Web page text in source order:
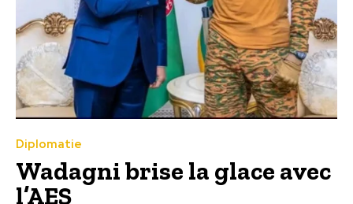
Diplomatie
Wadagni brise la glace avec
l’AES